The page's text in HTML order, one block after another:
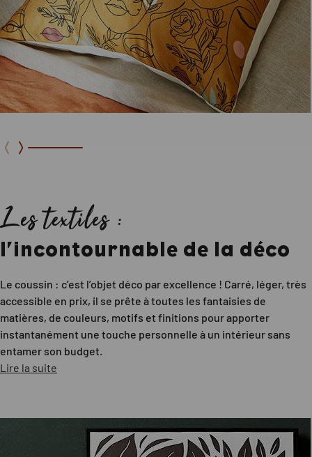
Les textiles :
l’incontournable de la déco
Le coussin : c’est l’objet déco par excellence ! Carré, léger, très
accessible en prix, il se prête à toutes les fantaisies de
matières, de couleurs, motifs et finitions pour apporter
instantanément une touche personnelle à un intérieur sans
entamer son budget.
Lire la suite